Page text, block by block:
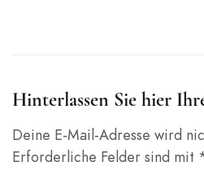
Hinterlassen Sie hier
Deine E-Mail-Adresse wird
Erforderliche Felder sind mit